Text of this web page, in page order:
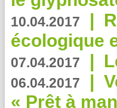
10.04.2017 |
écologique
07.04.2017 |
06.04.2017 |
« Prêt à